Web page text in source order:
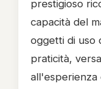
prestigioso
capacità del
oggetti di uso
praticità,